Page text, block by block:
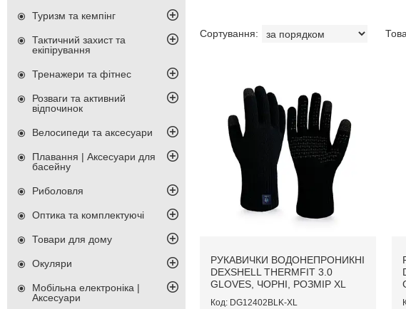
РУКАВИЧКИ ВОДОНЕПРОНИКНІ
DEXSHELL THERMFIT 3.0
GLOVES, ЧОРНІ, РОЗМІР XL
DG12402BLK-XL
Туризм та кемпінг
Тактичний захист та
екіпірування
Тренажери та фітнес
Розваги та активний
відпочинок
Велосипеди та аксесуари
Плавання | Аксесуари для
басейну
Риболовля
Оптика та комплектуючі
Товари для дому
Окуляри
Мобільна електроніка |
Аксесуари